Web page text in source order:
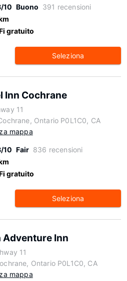
10 Buono 391 recensioni
gratuito
Seleziona
Inn Cochrane
11
Ontario P0L1C0, CA
mappa
10 Fair 836 recensioni
gratuito
Seleziona
Adventure Inn
11
Ontario P0L1C0, CA
mappa